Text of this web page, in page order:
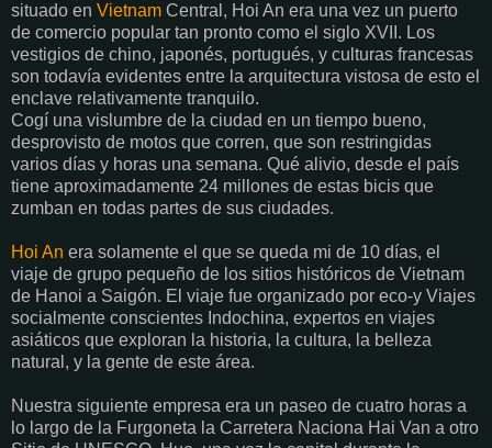
situado en Vietnam Central, Hoi An era una vez un puerto
de comercio popular tan pronto como el siglo XVII. Los
vestigios de chino, japonés, portugués, y culturas francesas
son todavía evidentes entre la arquitectura vistosa de esto el
enclave relativamente tranquilo.
Cogí una vislumbre de la ciudad en un tiempo bueno,
desprovisto de motos que corren, que son restringidas
varios días y horas una semana. Qué alivio, desde el país
tiene aproximadamente 24 millones de estas bicis que
zumban en todas partes de sus ciudades.
Hoi An era solamente el que se queda mi de 10 días, el
viaje de grupo pequeño de los sitios históricos de Vietnam
de Hanoi a Saigón. El viaje fue organizado por eco-y Viajes
socialmente conscientes Indochina, expertos en viajes
asiáticos que exploran la historia, la cultura, la belleza
natural, y la gente de este área.
Nuestra siguiente empresa era un paseo de cuatro horas a
lo largo de la Furgoneta la Carretera Naciona Hai Van a otro